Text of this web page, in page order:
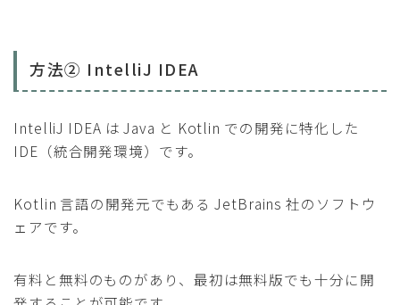
方法② IntelliJ IDEA
IntelliJ IDEA は Java と Kotlin での開発に特化した
IDE（統合開発環境）です。
Kotlin 言語の開発元でもある JetBrains 社のソフトウ
ェアです。
有料と無料のものがあり、最初は無料版でも十分に開